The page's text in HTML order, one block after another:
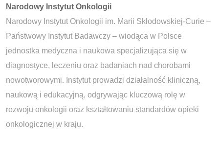
Autorzy:
Narodowy Instytut Onkologii
Narodowy Instytut Onkologii im. Marii Skłodowskiej-Curie –
Państwowy Instytut Badawczy – wiodąca w Polsce
jednostka medyczna i naukowa specjalizująca się w
diagnostyce, leczeniu oraz badaniach nad chorobami
nowotworowymi. Instytut prowadzi działalność kliniczną,
naukową i edukacyjną, odgrywając kluczową rolę w
rozwoju onkologii oraz kształtowaniu standardów opieki
onkologicznej w kraju.